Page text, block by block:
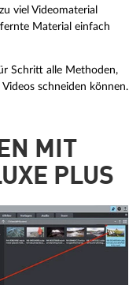
viel Videomaterial
Material einfach
Schritt alle Methoden,
schneiden können.
MIT
PLUS